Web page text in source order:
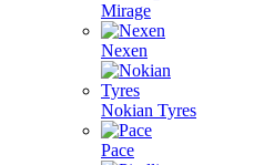
Mirage
Nexen
Nokian Tyres
Pace